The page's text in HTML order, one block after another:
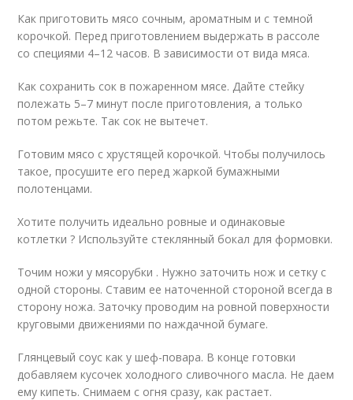
Как приготовить мясо сочным, ароматным и с темной
корочкой. Перед приготовлением выдержать в рассоле
со специями 4–12 часов. В зависимости от вида мяса.
Как сохранить сок в пожаренном мясе. Дайте стейку
полежать 5–7 минут после приготовления, а только
потом режьте. Так сок не вытечет.
Готовим мясо с хрустящей корочкой. Чтобы получилось
такое, просушите его перед жаркой бумажными
полотенцами.
Хотите получить идеально ровные и одинаковые
котлетки ? Используйте стеклянный бокал для формовки.
Точим ножи у мясорубки . Нужно заточить нож и сетку с
одной стороны. Ставим ее наточенной стороной всегда в
сторону ножа. Заточку проводим на ровной поверхности
круговыми движениями по наждачной бумаге.
Глянцевый соус как у шеф-повара. В конце готовки
добавляем кусочек холодного сливочного масла. Не даем
ему кипеть. Снимаем с огня сразу, как растает.